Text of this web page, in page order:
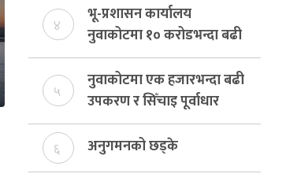
४
भू-प्रशासन कार्यालय
नुवाकोटमा १० करोडभन्दा बढी
राजस्व संकलन, ७४ प्रतिशत
बेरुजु फर्छयौट
५
नुवाकोटमा एक हजारभन्दा बढी
उपकरण र सिँचाइ पूर्वाधार
निर्माण
६ अनुगमनको छड्के